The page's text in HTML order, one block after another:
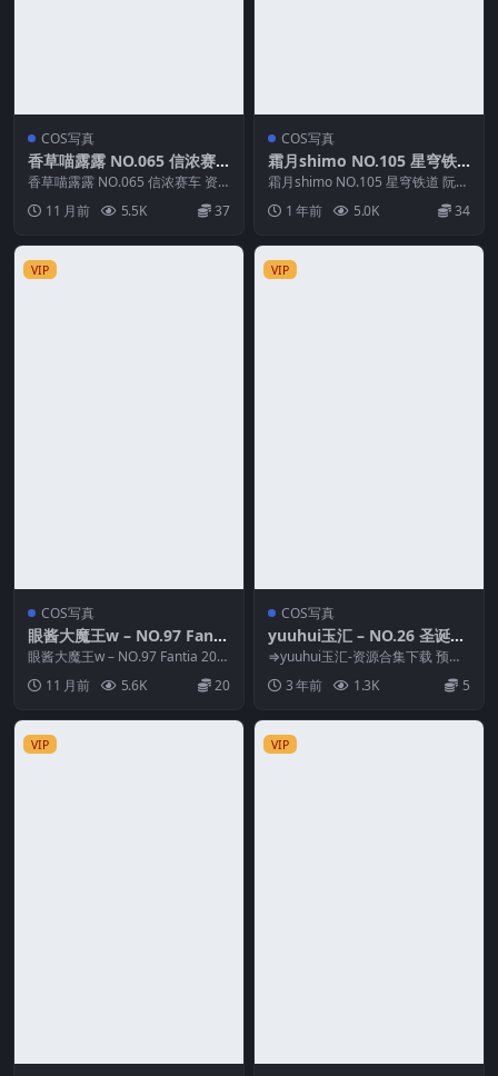
COS写真
香草喵露露 NO.065 信浓赛
车
香草喵露露 NO.065 信浓赛车 资
源简介 「资源名称」：香草喵露
露 NO.0...
11 月前 5.5K 37
COS写真
霜月shimo NO.105 星穹铁
道 阮梅
霜月shimo NO.105 星穹铁道 阮梅
资源简介 「资源名称」：霜月sh
i... 1 年前 5.0K 34
VIP
COS写真
眼酱大魔王w – NO.97 Fanti
a 2025年08月订阅
眼酱大魔王w – NO.97 Fantia 202
11 月前 5.6K 20
VIP
COS写真
yuuhui玉汇 – NO.26 圣诞特
辑-尼尔·机械纪元 自拍包 [10
2P-466MB]
⇒yuuhui玉汇-资源合集下载 预览
图片 资源简介 「资源名称」：yuu
hui...3 年前 1.3K 5
VIP VIP